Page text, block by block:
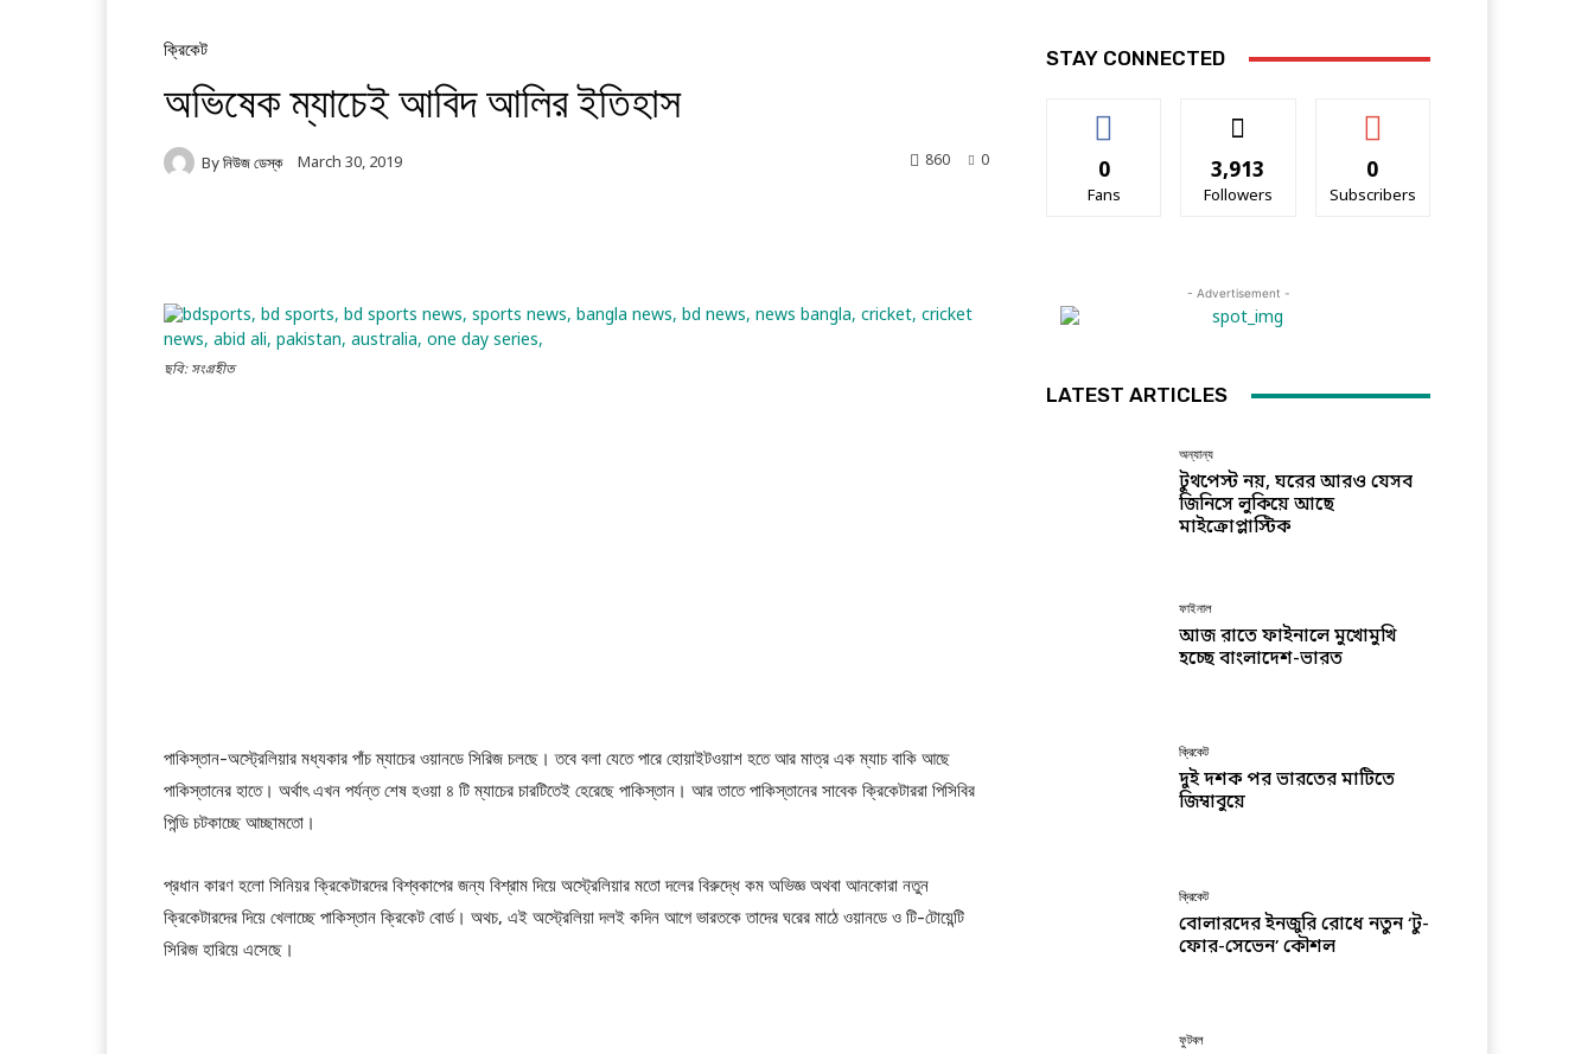
ক্রিকেট
অভিষেক ম্যাচেই আবিদ আলির ইতিহাস
By নিউজ ডেস্ক March 30, 2019 0
860
ছবি: সংগ্রহীত
পাকিস্তান-অস্ট্রেলিয়ার মধ্যকার পাঁচ ম্যাচের ওয়ানডে সিরিজ চলছে। তবে বলা যেতে পারে হোয়াইটওয়াশ হতে আর মাত্র এক ম্যাচ বাকি আছে
পাকিস্তানের হাতে। অর্থাৎ এখন পর্যন্ত শেষ হওয়া ৪ টি ম্যাচের চারটিতেই হেরেছে পাকিস্তান। আর তাতে পাকিস্তানের সাবেক ক্রিকেটাররা পিসিবির
পিন্ডি চটকাচ্ছে আচ্ছামতো।
প্রধান কারণ হলো সিনিয়র ক্রিকেটারদের বিশ্বকাপের জন্য বিশ্রাম দিয়ে অস্ট্রেলিয়ার মতো দলের বিরুদ্ধে কম অভিজ্ঞ অথবা আনকোরা নতুন
ক্রিকেটারদের দিয়ে খেলাচ্ছে পাকিস্তান ক্রিকেট বোর্ড। অথচ, এই অস্ট্রেলিয়া দলই কদিন আগে ভারতকে তাদের ঘরের মাঠে ওয়ানডে ও টি-টোয়েন্টি
সিরিজ হারিয়ে এসেছে।
STAY CONNECTED
0
Fans
3,913
Followers
0
Subscribers
- Advertisement -
LATEST ARTICLES
অন্যান্য
টুথপেস্ট নয়, ঘরের আরও যেসব
জিনিসে লুকিয়ে আছে
মাইক্রোপ্লাস্টিক
ফাইনাল
আজ রাতে ফাইনালে মুখোমুখি
হচ্ছে বাংলাদেশ-ভারত
ক্রিকেট
দুই দশক পর ভারতের মাটিতে
জিম্বাবুয়ে
ক্রিকেট
বোলারদের ইনজুরি রোধে নতুন ‘টু-
ফোর-সেভেন’ কৌশল
ফুটবল